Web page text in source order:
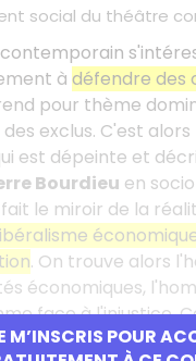
M’INSCRIS POUR
social du théâtre
à défendre des
pour thème
exclus. C'est
est dépeinte et
Bourdieu en
le miroir de la
. On trouve alors
économiques,
face à l'injustice.
se penchent